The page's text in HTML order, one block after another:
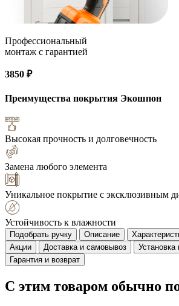
Профессиональный
монтаж с гарантией
3850 ₽
Преимущества покрытия Экошпон
Высокая прочность и долговечность
Замена любого элемента
Уникальное покрытие с эксклюзивным
Устойчивость к влажности
Подобрать ручку Описание
Акции
Доставка и самовывоз
Установка
Гарантия и возврат
С этим товаром обычно